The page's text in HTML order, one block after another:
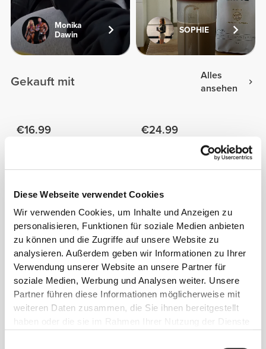
Diese Webseite verwendet Cookies
Wir verwenden Cookies, um Inhalte und Anzeigen zu
personalisieren, Funktionen für soziale Medien anbieten
zu können und die Zugriffe auf unsere Website zu
analysieren. Außerdem geben wir Informationen zu Ihrer
Verwendung unserer Website an unsere Partner für
soziale Medien, Werbung und Analysen weiter. Unsere
Partner führen diese Informationen möglicherweise mit
weiteren Daten zusammen, die Sie ihnen bereitgestellt
haben oder die sie im Rahmen Ihrer Nutzung der Dienste
Monika
Dawin
SOPHIE
Gekauft mit
Alles
ansehen
€16.99 €24.99
Big Shot - Pre-Workout 46
Massive Mass Gainer
2268 g
Pistaziencreme 250 g
Ähnliche Produkte
Alles
ansehen
€14.99
Stratos Shaker
€10.99
X Shaker - Black / Desert